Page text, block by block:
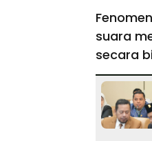
suara
secara